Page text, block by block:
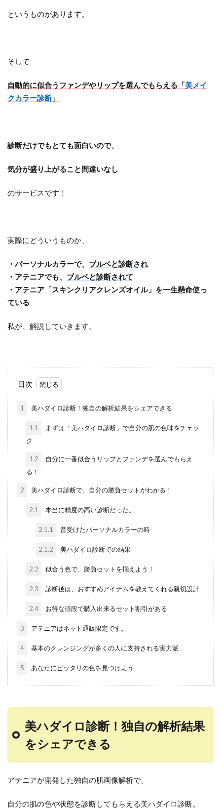
というものがあります。
そして
自動的に似合うファンデやリップを選んでもらえる「美メイ
クカラー診断」
診断だけでもとても面白いので、
気分が盛り上がること間違いなし
のサービスです！
実際にどういうものか、
・パーソナルカラーで、 ブルベと診断され
・アテニアでも、 ブルベと診断されて
・アテニア「スキンクリアクレンズオイル」を一生懸命使っ
ている
私が、解説していきます。
目次
1 美ハダイロ診断！独自の解析結果をシェアできる
1.1
まずは「美ハダイロ診断」で自分の肌の色味をチェッ
ク
1.2
自分に一番似合うリップとファンデを選んでもらえ
る！
2 美ハダイロ診断で、自分の勝負セットがわかる！
2.1 本当に精度の高い診断だった。
2.1.1 昔受けたパーソナルカラーの時
2.1.2 美ハダイロ診断での結果
2.2 似合う色で、勝負セットを揃えよう！
2.3 診断後は、おすすめアイテムを教えてくれる親切設計
2.4 お得な値段で購入出来るセット割引がある
3 アテニアはネット通販限定です。
4 基本のクレンジングが多くの人に支持される実力派
5 あなたにピッタリの色を見つけよう
美ハダイロ診断！独自の解析結果
をシェアできる
アテニアが開発した独自の肌画像解析で、
自分の肌の色や状態を診断してもらえる美ハダイロ診断。